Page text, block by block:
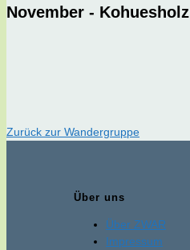
November - Kohuesholz
Zurück zur Wandergruppe
Über uns
Über ZWAR
Impressum